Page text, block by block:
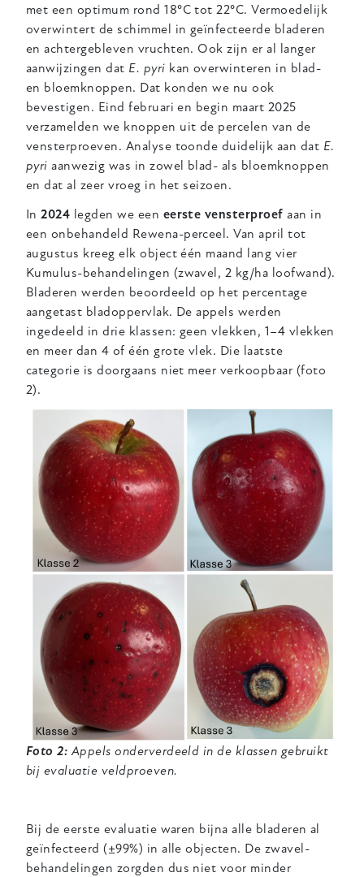
met een optimum rond 18°C tot 22°C. Vermoedelijk
overwintert de schimmel in geïnfecteerde bladeren
en achtergebleven vruchten. Ook zijn er al langer
aanwijzingen dat E. pyri kan overwinteren in blad-
en bloemknoppen. Dat konden we nu ook
bevestigen. Eind februari en begin maart 2025
verzamelden we knoppen uit de percelen van de
vensterproeven. Analyse toonde duidelijk aan dat E.
pyri aanwezig was in zowel blad- als bloemknoppen
en dat al zeer vroeg in het seizoen.
In2024 legden we een eerste vensterproef aan in
een onbehandeld Rewena-perceel. Van april tot
augustus kreeg elk object één maand lang vier
Kumulus-behandelingen (zwavel, 2 kg/ha loofwand).
Bladeren werden beoordeeld op het percentage
aangetast bladoppervlak. De appels werden
ingedeeld in drie klassen: geen vlekken, 1–4 vlekken
en meer dan 4 of één grote vlek. Die laatste
categorie is doorgaans niet meer verkoopbaar (foto
2).
Foto 2:Appels onderverdeeld in de klassen gebruikt
bij evaluatie veldproeven.
Bij de eerste evaluatie waren bijna alle bladeren al
geïnfecteerd (±99%) in alle objecten. De zwavel-
behandelingen zorgden dus niet voor minder